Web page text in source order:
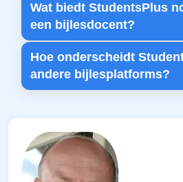
Wat biedt StudentsPlus
een bijlesdocent?
Hoe onderscheidt
andere bijlesplatforms?